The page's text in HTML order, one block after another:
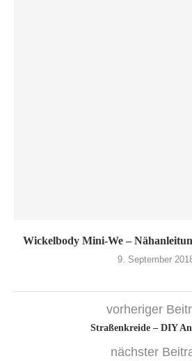
Wickelbody Mini-We –
9. September
vorheriger
Straßenkreide – DIY
nächster